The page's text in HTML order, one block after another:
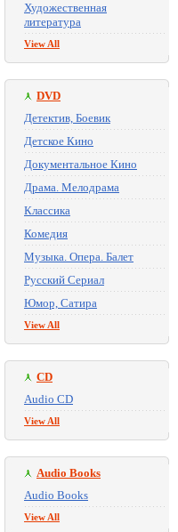
Художественная
литература
View All
DVD
Детектив, Боевик
Детское Кино
Документальное Кино
Драма. Мелодрама
Классика
Комедия
Музыка. Опера. Балет
Русский Сериал
Юмор, Сатира
View All
CD
Audio CD
View All
Audio Books
Audio Books
View All